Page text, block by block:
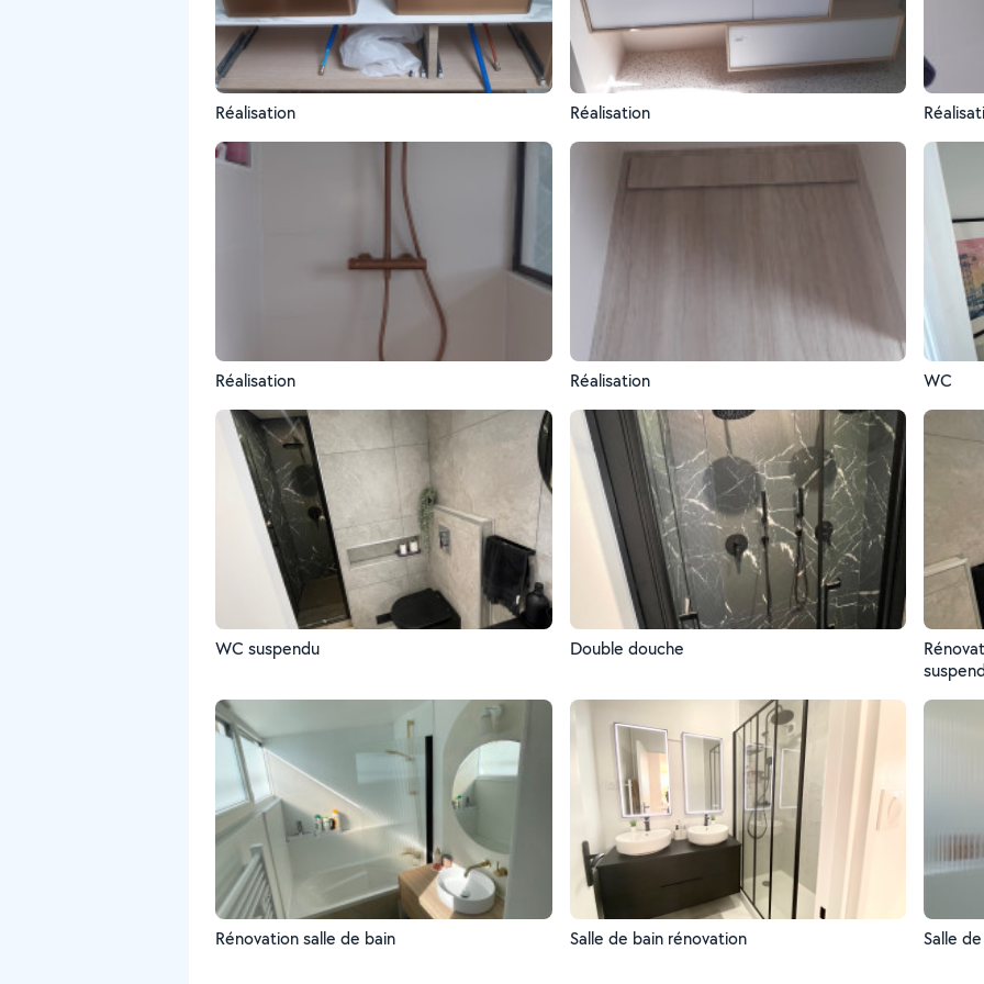
Réalisation Réalisation
Réalisation Réalisation WC
WC suspendu Double douche
Rénovation salle de bain Salle de bain rénovation Salle